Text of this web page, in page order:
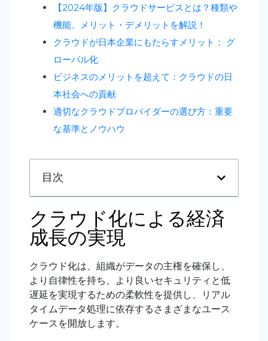
【2024年版】クラウドサービスとは？種類や
機能、メリット・デメリットを解説！
クラウドが日本企業にもたらすメリット： グ
ローバル化
ビジネスのメリットを超えて：クラウドの日
本社会への貢献
適切なクラウドプロバイダーの選び方：重要
な基準とノウハウ
目次
クラウド化による経済
成長の実現
クラウド化は、組織がデータの主権を確保し、
より自律性を持ち、より良いセキュリティと低
遅延を実現するための柔軟性を提供し、リアル
タイムデータ処理に依存するさまざまなユース
ケースを開放します。